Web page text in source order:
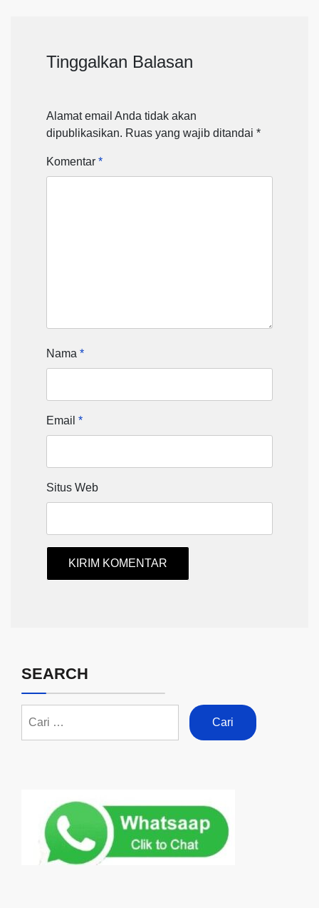
Tinggalkan Balasan
Alamat email Anda tidak akan
dipublikasikan. Ruas yang wajib ditandai *
Komentar *
Nama *
Email *
Situs Web
SEARCH